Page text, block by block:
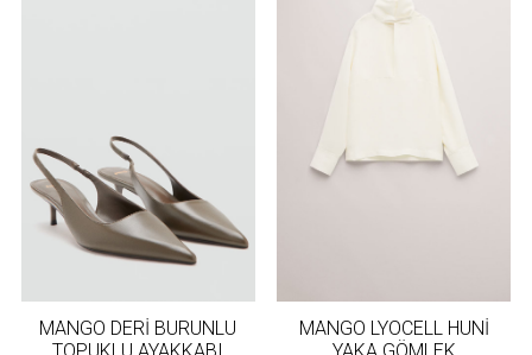
MANGO DERİ BURUNLU
MANGO LYOCELL HUNİ